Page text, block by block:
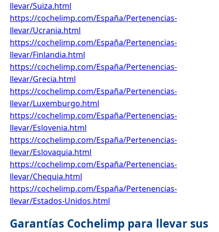
llevar/Suiza.html
https://cochelimp.com/España/Pertenencias-
llevar/Ucrania.html
https://cochelimp.com/España/Pertenencias-
llevar/Finlandia.html
https://cochelimp.com/España/Pertenencias-
llevar/Grecia.html
https://cochelimp.com/España/Pertenencias-
llevar/Luxemburgo.html
https://cochelimp.com/España/Pertenencias-
llevar/Eslovenia.html
https://cochelimp.com/España/Pertenencias-
llevar/Eslovaquia.html
https://cochelimp.com/España/Pertenencias-
llevar/Chequia.html
https://cochelimp.com/España/Pertenencias-
llevar/Estados-Unidos.html
Garantías Cochelimp para llevar sus